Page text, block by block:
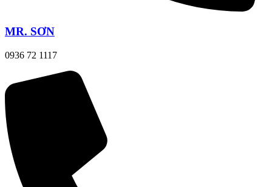
MR. SƠN
0936 72 1117